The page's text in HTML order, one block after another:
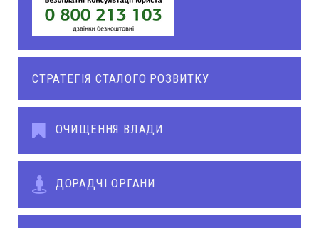
СТРАТЕГІЯ СТАЛОГО РОЗВИТКУ
ОЧИЩЕННЯ ВЛАДИ
ДОРАДЧІ ОРГАНИ